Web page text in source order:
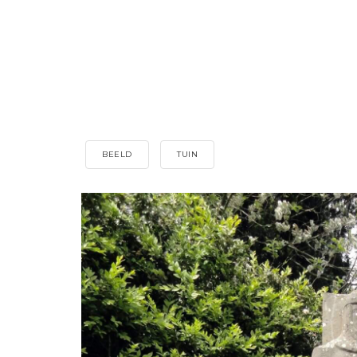
BEELD TUIN